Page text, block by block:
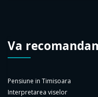
Va
Pensiune in Timisoara
Interpretarea viselor